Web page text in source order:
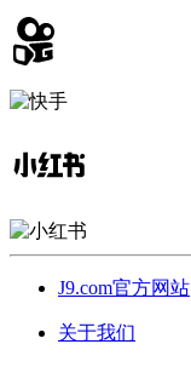
J9.com官方网站
关于我们